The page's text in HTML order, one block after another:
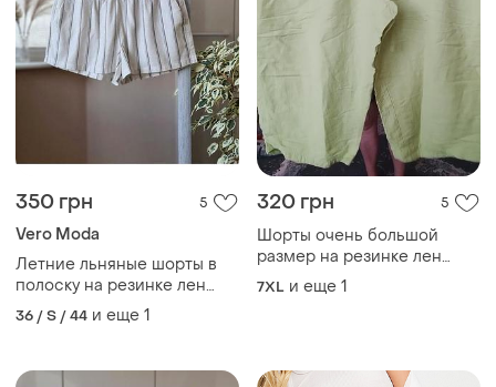
350 грн 5
Vero Moda
Летние льняные шорты в
полоску на резинке лен
вискоза
36 / S / 44 и еще 1
320 грн 5
Шорты очень большой
размер на резинке лен
супер модные!
7XL и еще 1